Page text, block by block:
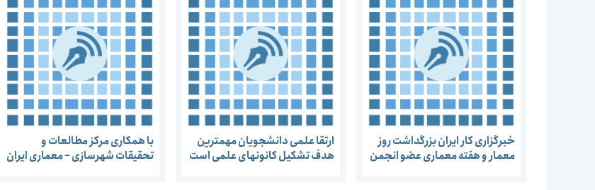
خبرگزاری کار ایران بزرگداشت روز
معمار و هفته معماری عضو انجمن
ارتقا علمی دانشجویان مهمترین
هدف تشکیل کانونهای علمی است
با همکاری مرکز مطالعات و
تحقیقات شهرسازی – معماری ایران